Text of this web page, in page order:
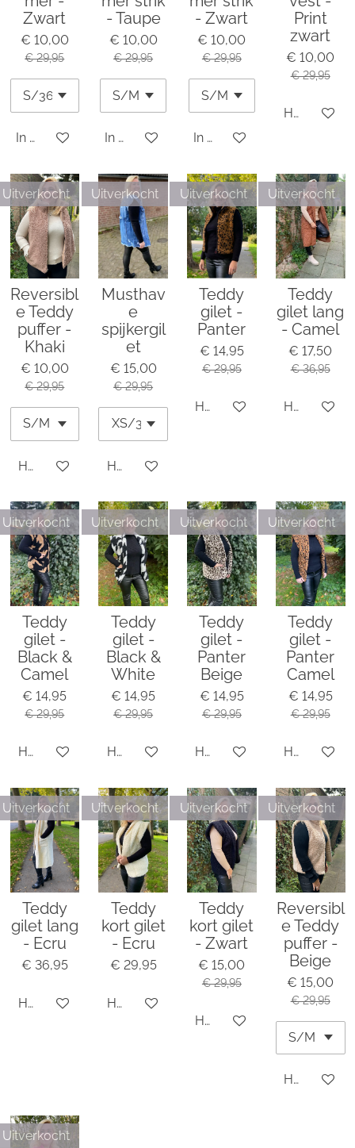
Zwart
€ 10,00
€ 29,95
In winkelwagen
- Taupe
€ 10,00
€ 29,95
In winkelwagen
- Zwart
€ 10,00
€ 29,95
In winkelwagen
Print
zwart
€ 10,00
€ 29,95
Houd mij
Uitverkocht
Reversibl
e Teddy
puffer -
Khaki
€ 10,00
€ 29,95
Houd mij op de hoogte
Uitverkocht
Musthav
e
spijkergil
et
€ 15,00
€ 29,95
Houd mij op de hoogte
Uitverkocht
Teddy
gilet -
Panter
€ 14,95
€ 29,95
Houd mij op de hoogte
Uitverkocht
Teddy
gilet lang
- Camel
€ 17,50
€ 36,95
Houd mij
Uitverkocht
Teddy
gilet -
Black &
Camel
€ 14,95
€ 29,95
Houd mij op de hoogte
Uitverkocht
Teddy
gilet -
Black &
White
€ 14,95
€ 29,95
Houd mij op de hoogte
Uitverkocht
Teddy
gilet -
Panter
Beige
€ 14,95
€ 29,95
Houd mij op de hoogte
Uitverkocht
Teddy
gilet -
Panter
Camel
€ 14,95
€ 29,95
Houd mij
Uitverkocht
Teddy
gilet lang
- Ecru
€ 36,95
Houd mij op de hoogte
Uitverkocht
Teddy
kort gilet
- Ecru
€ 29,95
Houd mij op de hoogte
Uitverkocht
Teddy
kort gilet
- Zwart
€ 15,00
€ 29,95
Houd mij op de hoogte
Uitverkocht
Reversibl
e Teddy
puffer -
Beige
€ 15,00
€ 29,95
Houd mij
Uitverkocht